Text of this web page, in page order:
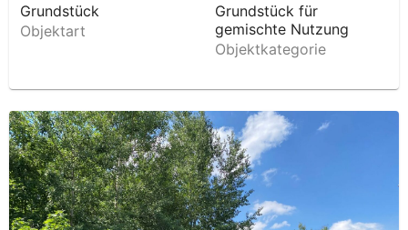
Grundstück
Objektart
Grundstück für
gemischte Nutzung
Objektkategorie